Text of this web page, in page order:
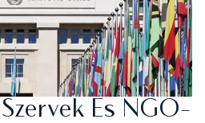
És NGO-